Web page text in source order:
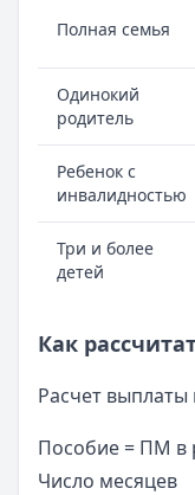
Полная семья
Одинокий
родитель
Ребенок с
инвалидностью
Три и более
детей
Как
Расчет
Пособие = ПМ в
Число месяцев